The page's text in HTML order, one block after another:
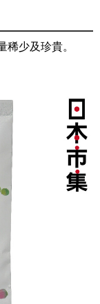
少及珍貴。